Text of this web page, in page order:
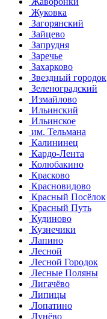
Жуковка
Загорянский
Зайцево
Запрудня
Заречье
Захарково
Звездный городок
Зеленоградский
Измайлово
Ильинский
Ильинское
им. Тельмана
Калининец
Кардо-Лента
Колюбакино
Красково
Красновидово
Красный Посёлок
Красный Путь
Кудиново
Кузнечики
Лапино
Лесной
Лесной Городок
Лесные Поляны
Лигачёво
Липицы
Лопатино
Лунёво